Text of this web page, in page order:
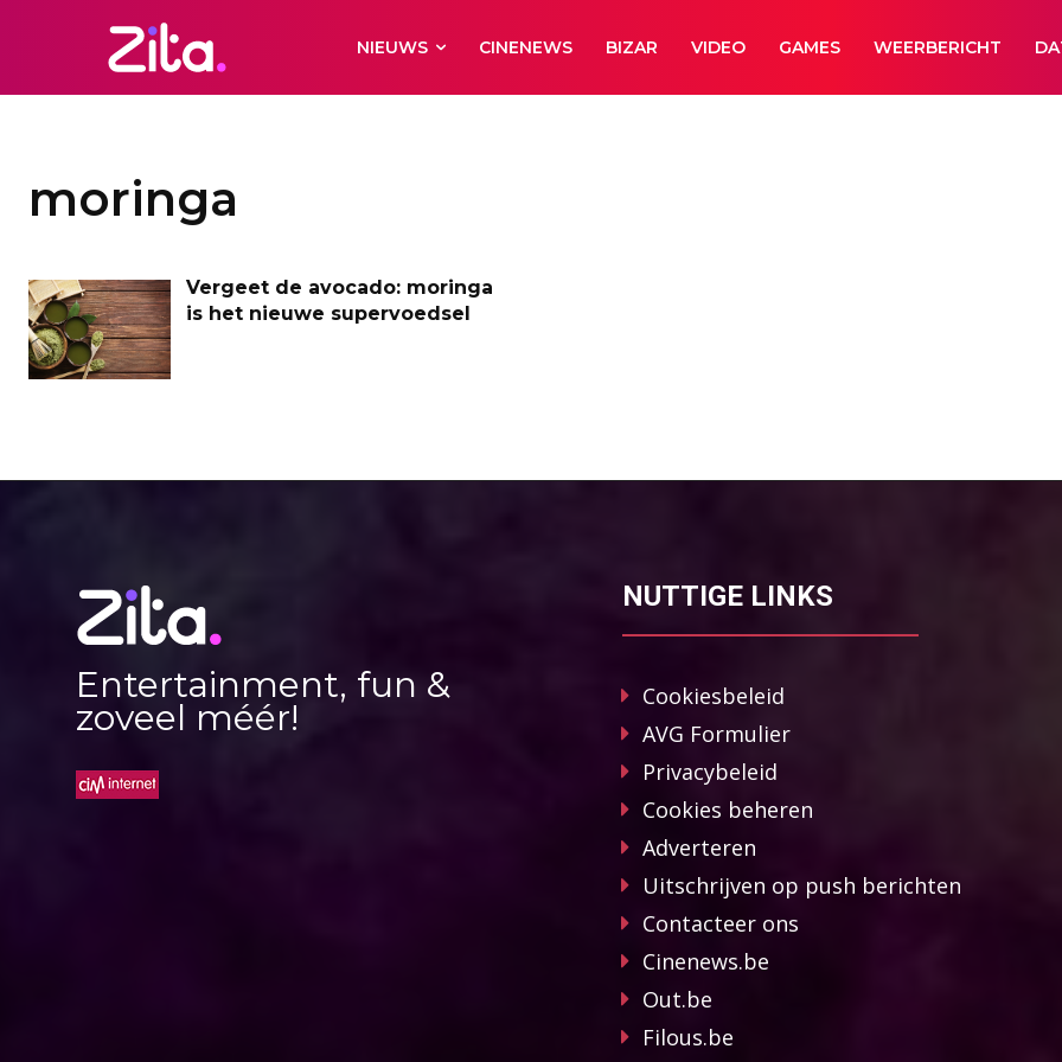
NIEUWS CINENEWS BIZAR VIDEO GAMES WEERBERICHT
moringa
Vergeet de avocado: moringa
is het nieuwe supervoedsel
Entertainment, fun &
zoveel méér!
NUTTIGE LINKS
Cookiesbeleid
AVG Formulier
Privacybeleid
Cookies beheren
Adverteren
Uitschrijven op push berichten
Contacteer ons
Cinenews.be
Out.be
Filous.be